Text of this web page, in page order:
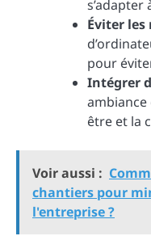
s’adapter
Éviter les
pour
Intégrer
ambiance
être et la
Voir aussi :
chantiers pour
l'entreprise ?